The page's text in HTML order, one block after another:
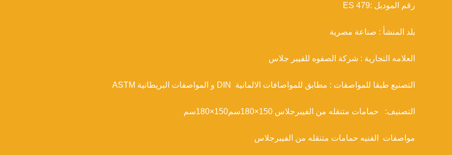
رقم الموديل :479 ES
بلد المنشأ : صناعة مصرية
العلامه التجارية : شركة الصفوه للفيبر جلاس
التصنيع طبقا للمواصفات : مطابق للمواصافات الالمانية DIN و المواصفات البريطانية ASTM
التصنيف: حمامات متنقله من الفيبرجلاس 150×180سم150×180سم
مواصفات الفنيه حمامات متنقله من الفيبرجلاس